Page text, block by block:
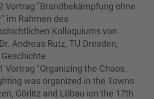
Vortrag "Brandbekämpfung ohne
im Rahmen des
Kolloquiums von
Andreas Rutz, TU Dresden,
Vortrag "Organizing the Chaos.
was organized in the Towns
Görlitz and Löbau ion the 17th